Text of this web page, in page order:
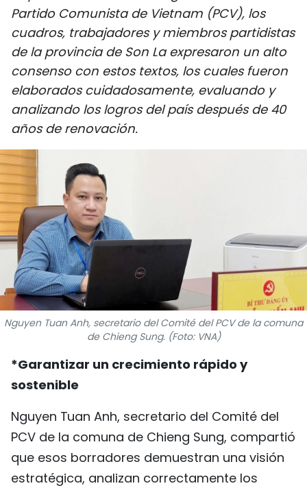
INTERNACIONAL
DEPORTES
VIAJES
PUENTE DE AMISTAD
¿QUIÉNES SOMOS?
TIẾNG VIỆT
ENGLISH
中文
FRANÇAIS
Partido Comunista de Vietnam (PCV), los
cuadros, trabajadores y miembros partidistas
de la provincia de Son La expresaron un alto
consenso con estos textos, los cuales fueron
elaborados cuidadosamente, evaluando y
analizando los logros del país después de 40
años de renovación.
Nguyen Tuan Anh, secretario del Comité del PCV de la comuna
de Chieng Sung. (Foto: VNA)
*Garantizar un crecimiento rápido y
sostenible
Nguyen Tuan Anh, secretario del Comité del
PCV de la comuna de Chieng Sung, compartió
que esos borradores demuestran una visión
estratégica, analizan correctamente los